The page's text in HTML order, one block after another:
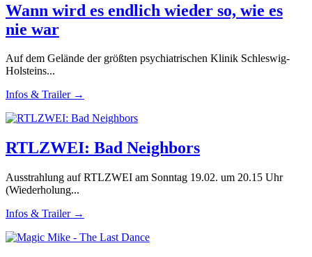
Wann wird es endlich wieder so, wie es
nie war
Auf dem Gelände der größten psychiatrischen Klinik Schleswig-
Holsteins...
Infos & Trailer →
RTLZWEI: Bad Neighbors
Ausstrahlung auf RTLZWEI am Sonntag 19.02. um 20.15 Uhr
(Wiederholung...
Infos & Trailer →